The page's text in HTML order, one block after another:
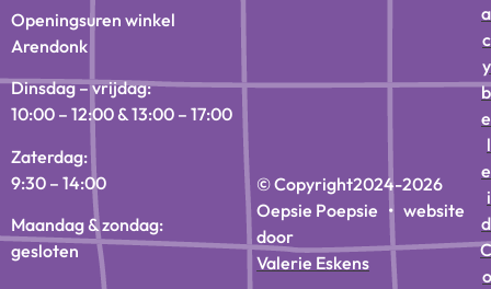
Openingsuren winkel
Arendonk
Dinsdag – vrijdag:
10:00 – 12:00 & 13:00 – 17:00
Zaterdag:
9:30 – 14:00
Maandag & zondag:
gesloten
© Copyright2024-2026
Oepsie Poepsie • website
door
Valerie Eskens
a
c
y
b
e
l
e
i
d
C
o